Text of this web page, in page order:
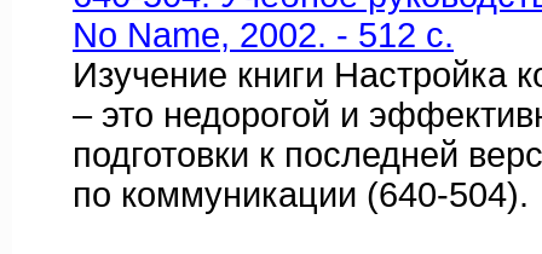
No Name, 2002. - 512 c.
Изучение книги Настройка
– это недорогой и
подготовки к последней
по коммуникации (640-504).